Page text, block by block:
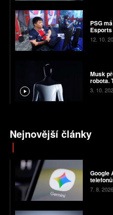
PSG
Esports
12. 10.
Musk
robota.
3. 10.
Nejnovější články
Google
7. 8. 2026